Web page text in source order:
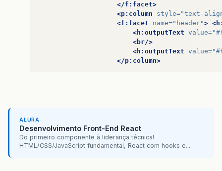
</f:facet>
<p:column
style="text-
<f:facet
name="header">
<h:outputText value=
<br/>
<h:outputText value=
</p:column>
</p:column>
<p:column
<f:facet
name=
ALURA
Desenvolvimento Front-End React
Do primeiro componente à liderança técnica!
HTML/CSS/JavaScript fundamental, React com hooks e...